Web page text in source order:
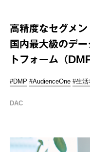
高精度なセグメ
国内最大級のデ
トフォーム（
#DMP #AudienceOne #生活
DAC